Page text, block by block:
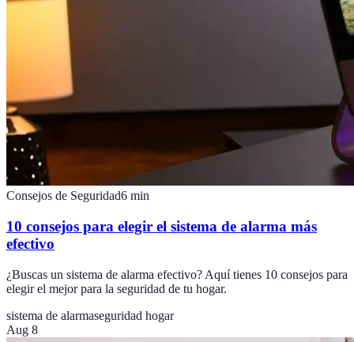
Consejos de Seguridad6 min
10 consejos para elegir el sistema de alarma más
efectivo
¿Buscas un sistema de alarma efectivo? Aquí tienes 10 consejos para
elegir el mejor para la seguridad de tu hogar.
sistema de alarmaseguridad hogar
Aug 8